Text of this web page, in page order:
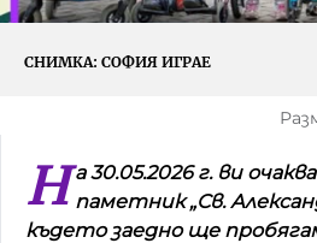
Междучасие
Яйцето на света
Златната ябълка
Непознатите думи
СНИМКА: СОФИЯ ИГРАЕ
Н а 30.05.2026 г. ви
паметник „Св.
където заедно ще